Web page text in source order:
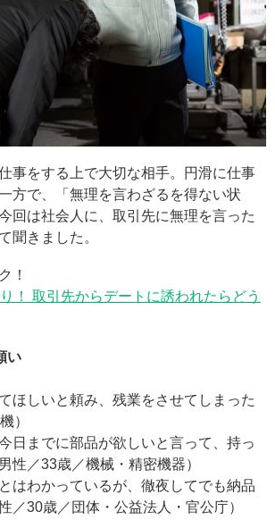
事をする上で大切な相手。円滑に仕事
方で、「無理を言わざるを得ない状
回は社会人に、取引先に無理を言った
聞きました。
！
！ 取引先からデートに誘われたらどう
い
ほしいと頼み、残業をさせてしまった
）
日までに部品が欲しいと言って、持っ
性／33歳／機械・精密機器）
はわかっているが、徹夜してでも納品
／30歳／団体・公益法人・官公庁）